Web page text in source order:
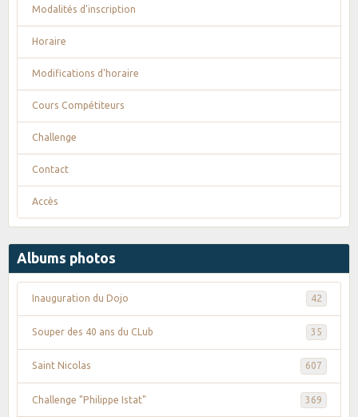
Modalités d'inscription
Horaire
Modifications d'horaire
Cours Compétiteurs
Challenge
Contact
Accès
Albums photos
Inauguration du Dojo 42
Souper des 40 ans du CLub 35
Saint Nicolas 607
Challenge "Philippe Istat" 369